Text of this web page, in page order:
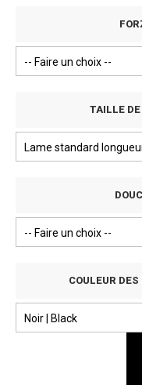
TAILLE
COULEUR